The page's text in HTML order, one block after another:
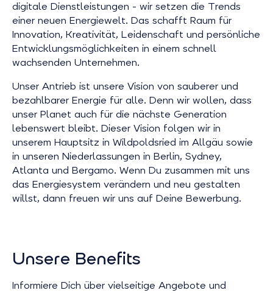
digitale Dienstleistungen - wir setzen die Trends
einer neuen Energiewelt. Das schafft Raum für
Innovation, Kreativität, Leidenschaft und persönliche
Entwicklungsmöglichkeiten in einem schnell
wachsenden Unternehmen.
Unser Antrieb ist unsere Vision von sauberer und
bezahlbarer Energie für alle. Denn wir wollen, dass
unser Planet auch für die nächste Generation
lebenswert bleibt. Dieser Vision folgen wir in
unserem Hauptsitz in Wildpoldsried im Allgäu sowie
in unseren Niederlassungen in Berlin, Sydney,
Atlanta und Bergamo. Wenn Du zusammen mit uns
das Energiesystem verändern und neu gestalten
willst, dann freuen wir uns auf Deine Bewerbung.
Unsere Benefits
Informiere Dich über vielseitige Angebote und